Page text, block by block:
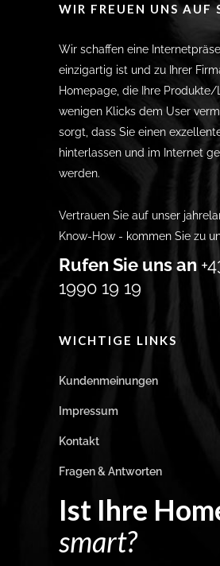
WIR FREUEN UNS AUF
Wir schaffen eine
einzigartig ist und zu Ihrer
Homepage, die Ihre
wenigen Klicks dem User
sorgt, dass Sie einen
hinterlassen und im Internet
werden.
Vertrauen Sie auf unser
Know-How - kommen Sie zu
Rufen Sie uns an
1990 19 19
WICHTIGE LINKS
Kundenmeinungen
Impressum
Kontakt
Fragen & Antworten
Ist Ihre
smart?